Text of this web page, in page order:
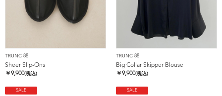
TRUNC 88
Sheer Slip-Ons
￥9,900(税込)
TRUNC 88
Big Collar Skipper Blouse
￥9,900(税込)
SALE SALE